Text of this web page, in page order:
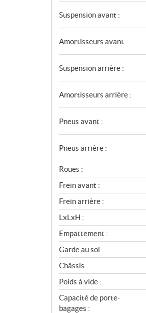
Suspension avant :
Amortisseurs avant :
Suspension arrière :
Amortisseurs arrière :
Pneus avant :
Pneus arrière :
Roues :
Frein avant :
Frein arrière :
LxLxH :
Empattement :
Garde au sol :
Châssis :
Poids à vide :
Capacité de porte-
bagages :